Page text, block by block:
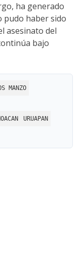
ha generado
pudo haber sido
asesinato del
bajo
MANZO
URUAPAN